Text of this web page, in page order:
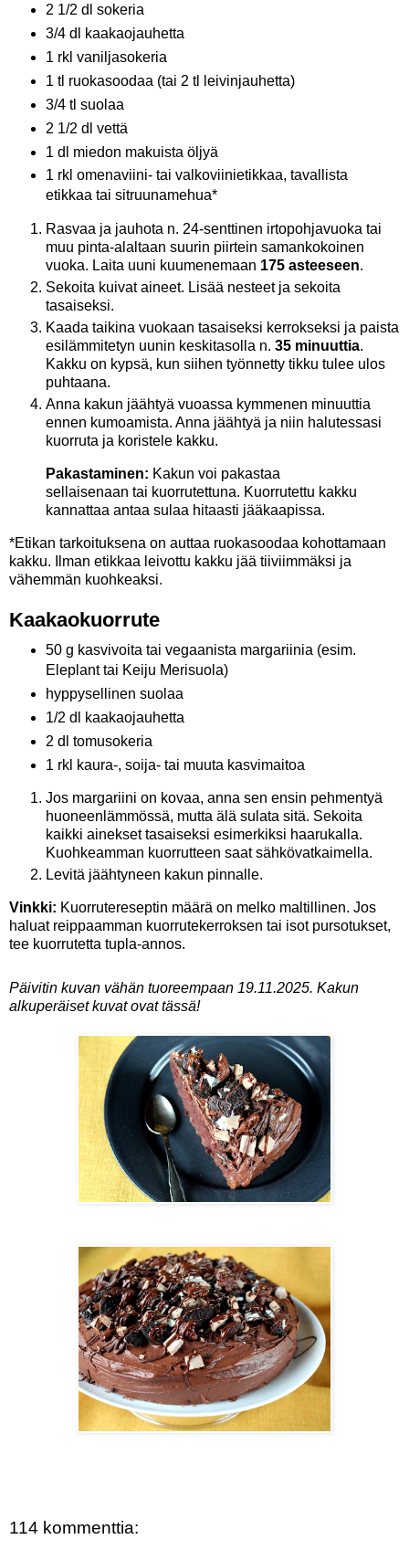
2 1/2 dl sokeria
3/4 dl kaakaojauhetta
1 rkl vaniljasokeria
1 tl ruokasoodaa (tai 2 tl leivinjauhetta)
3/4 tl suolaa
2 1/2 dl vettä
1 dl miedon makuista öljyä
1 rkl omenaviini- tai valkoviinietikkaa, tavallista
etikkaa tai sitruunamehua*
Rasvaa ja jauhota n. 24-senttinen irtopohjavuoka tai
muu pinta-alaltaan suurin piirtein samankokoinen
vuoka. Laita uuni kuumenemaan 175 asteeseen.
Sekoita kuivat aineet. Lisää nesteet ja sekoita
tasaiseksi.
Kaada taikina vuokaan tasaiseksi kerrokseksi ja paista
esilämmitetyn uunin keskitasolla n. 35 minuuttia.
Kakku on kypsä, kun siihen työnnetty tikku tulee ulos
puhtaana.
Anna kakun jäähtyä vuoassa kymmenen minuuttia
ennen kumoamista. Anna jäähtyä ja niin halutessasi
kuorruta ja koristele kakku.
Pakastaminen: Kakun voi pakastaa
sellaisenaan tai kuorrutettuna. Kuorrutettu kakku
kannattaa antaa sulaa hitaasti jääkaapissa.
*Etikan tarkoituksena on auttaa ruokasoodaa kohottamaan
kakku. Ilman etikkaa leivottu kakku jää tiiviimmäksi ja
vähemmän kuohkeaksi.
Kaakaokuorrute
50 g kasvivoita tai vegaanista margariinia (esim.
Eleplant tai Keiju Merisuola)
hyppysellinen suolaa
1/2 dl kaakaojauhetta
2 dl tomusokeria
1 rkl kaura-, soija- tai muuta kasvimaitoa
Jos margariini on kovaa, anna sen ensin pehmentyä
huoneenlämmössä, mutta älä sulata sitä. Sekoita
kaikki ainekset tasaiseksi esimerkiksi haarukalla.
Kuohkeamman kuorrutteen saat sähkövatkaimella.
Levitä jäähtyneen kakun pinnalle.
Vinkki: Kuorrutereseptin määrä on melko maltillinen. Jos
haluat reippaamman kuorrutekerroksen tai isot pursotukset,
tee kuorrutetta tupla-annos.
Päivitin kuvan vähän tuoreempaan 19.11.2025. Kakun
alkuperäiset kuvat ovat tässä!
114 kommenttia: